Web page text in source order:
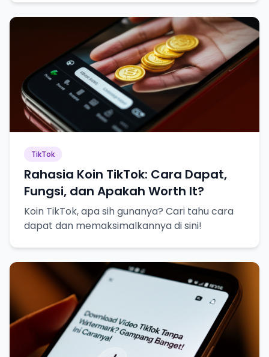
TikTok
Rahasia Koin TikTok: Cara Dapat,
Fungsi, dan Apakah Worth It?
Koin TikTok, apa sih gunanya? Cari tahu cara
dapat dan memaksimalkannya di sini!